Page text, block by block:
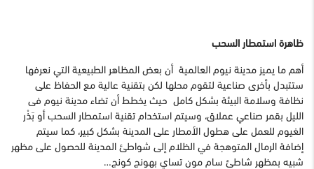
ظاهرة استمطار السحب
أهم ما يميز مدينة نيوم العالمية أن بعض المظاهر الطبيعية التي نعرفها
ستتبدل بأخرى صناعية لتقوم محلها لكن بتقنية عالية مع الحفاظ على
نظافة وسلامة البيئة بشكل كامل حيث يخطط أن تضاء مدينة نيوم فى
الليل بقمر صناعي عملاق، وسيتم استخدام تقنية استمطار السحب أو بَذْر
الغيوم للعمل على هطول الأمطار على المدينة بشكل كبير، كما سيتم
إضافة الرمال المتوهجة في الظلام إلى شواطئ المدينة للحصول على مظهر
شبيه بمظهر شاطئ سام مون تساي بهونج كونج…